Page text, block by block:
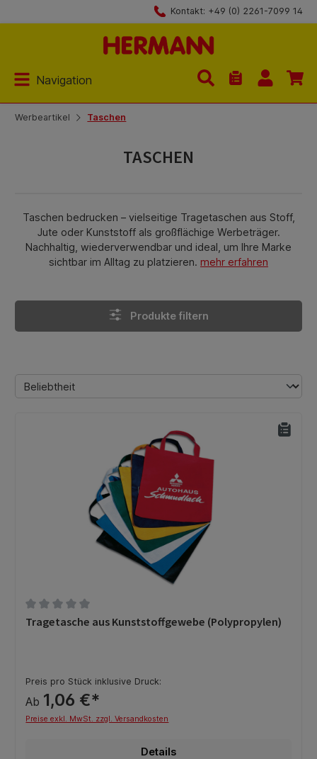
Kontakt: +49 (0) 2261-7099 14
Navigation
Du hast 0
Werbeartikel Taschen
TASCHEN
Taschen bedrucken – vielseitige Tragetaschen aus Stoff,
Jute oder Kunststoff als großflächige Werbeträger.
Nachhaltig, wiederverwendbar und ideal, um Ihre Marke
sichtbar im Alltag zu platzieren. mehr erfahren
Produkte filtern
Durchschnittliche Bewertung von 0 von 5 Sternen
Tragetasche aus Kunststoffgewebe (Polypropylen)
Preis pro Stück inklusive Druck:
Ab 1,06 €*
Preise exkl. MwSt. zzgl. Versandkosten
Details